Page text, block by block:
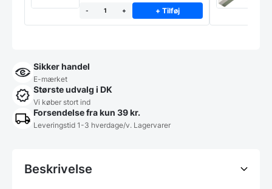
- + + Tilføj
Sikker handel
E-mærket
Største udvalg i DK
Vi køber stort ind
Forsendelse fra kun 39 kr.
Leveringstid 1-3 hverdage/v. Lagervarer
Beskrivelse